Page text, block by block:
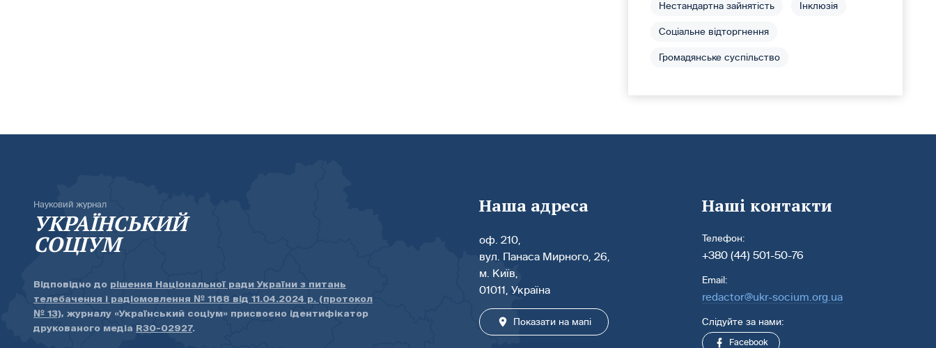
Нестандартна зайнятість Інклюзія
Соціальне відторгнення
Громадянське суспільство
Науковий журнал
УКРАЇНСЬКИЙ
СОЦІУМ
Відповідно до рішення Національної ради України з питань
телебачення і радіомовлення № 1168 від 11.04.2024 р. (протокол
№ 13), журналу «Український соціум» присвоєно ідентифікатор
друкованого медіа R30-02927.
Наша адреса
оф. 210,
вул. Панаса Мирного, 26,
м. Київ,
01011, Україна
Показати на мапі
Наші контакти
Телефон:
+380 (44) 501-50-76
Email:
redactor@ukr-socium.org.ua
Слідуйте за нами:
Facebook